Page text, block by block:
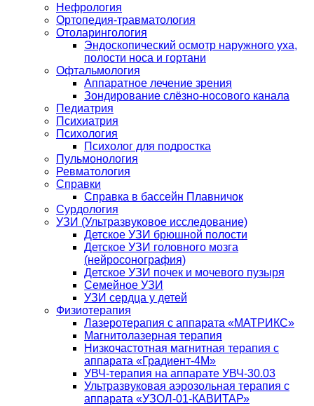
Нефрология
Ортопедия-травматология
Отоларингология
Эндоскопический осмотр наружного уха,
полости носа и гортани
Офтальмология
Аппаратное лечение зрения
Зондирование слёзно-носового канала
Педиатрия
Психиатрия
Психология
Психолог для подростка
Пульмонология
Ревматология
Справки
Справка в бассейн Плавничок
Сурдология
УЗИ (Ультразвуковое исследование)
Детское УЗИ брюшной полости
Детское УЗИ головного мозга
(нейросонография)
Детское УЗИ почек и мочевого пузыря
Семейное УЗИ
УЗИ сердца у детей
Физиотерапия
Лазеротерапия с аппарата «МАТРИКС»
Магнитолазерная терапия
Низкочастотная магнитная терапия с
аппарата «Градиент-4М»
УВЧ-терапия на аппарате УВЧ-30.03
Ультразвуковая аэрозольная терапия с
аппарата «УЗОЛ-01-КАВИТАР»